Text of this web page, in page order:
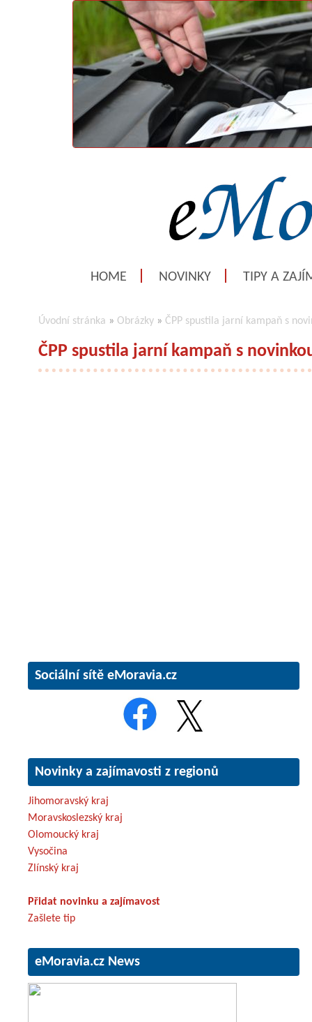
HOME NOVINKY TIPY A
Úvodní stránka » Obrázky » ČPP spustila jarní kampaň s
ČPP spustila jarní kampaň s
Sociální sítě eMoravia.cz
Novinky a zajímavosti z regionů
Jihomoravský kraj
Moravskoslezský kraj
Olomoucký kraj
Vysočina
Zlínský kraj
Přidat novinku a zajímavost
Zašlete tip
eMoravia.cz News